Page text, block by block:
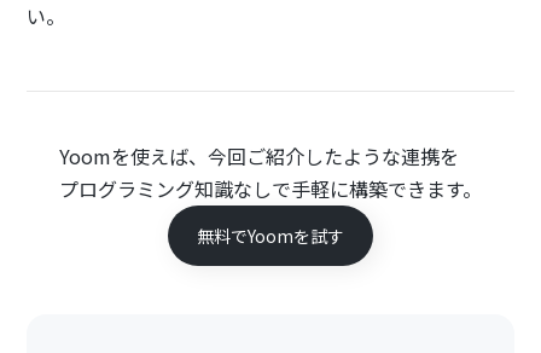
い。
Yoomを使えば、今回ご紹介したような連携を
プログラミング知識なしで手軽に構築できます。
無料でYoomを試す